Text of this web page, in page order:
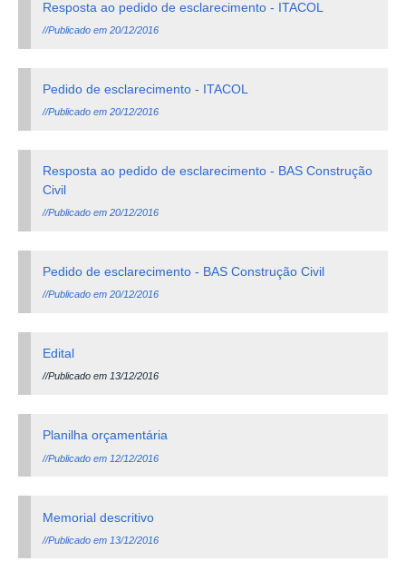
Resposta ao pedido de esclarecimento - ITACOL
//Publicado em 20/12/2016
Pedido de esclarecimento - ITACOL
//Publicado em 20/12/2016
Resposta ao pedido de esclarecimento - BAS Construção
Civil
//Publicado em 20/12/2016
Pedido de esclarecimento - BAS Construção Civil
//Publicado em 20/12/2016
Edital
//Publicado em 13/12/2016
Planilha orçamentária
//Publicado em 12/12/2016
Memorial descritivo
//Publicado em 13/12/2016